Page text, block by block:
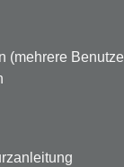
(mehrere